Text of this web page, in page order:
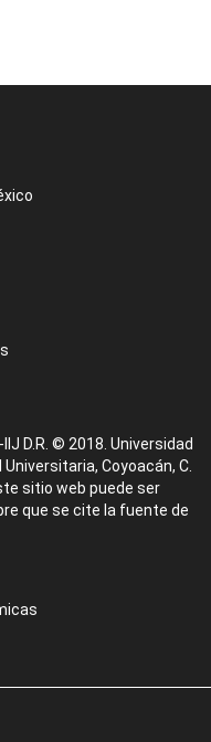
D.R. © 2018. Universidad
Coyoacán, C.
sitio web puede ser
que se cite la fuente de